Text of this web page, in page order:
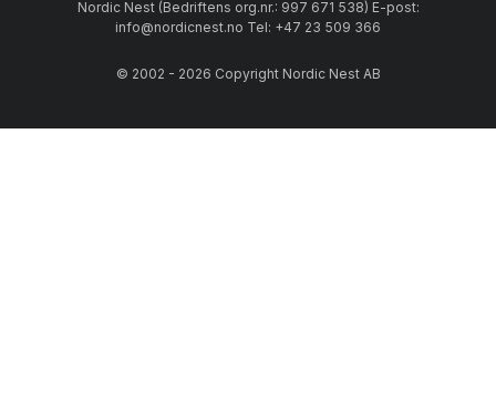
Nordic Nest (Bedriftens org.nr.: 997 671 538) E-post:
info@nordicnest.no Tel: +47 23 509 366
© 2002 - 2026 Copyright Nordic Nest AB